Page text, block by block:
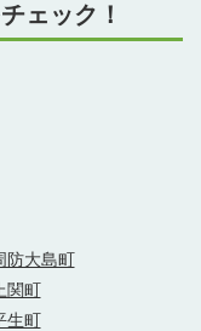
ェック！
防大島町
関町
生町